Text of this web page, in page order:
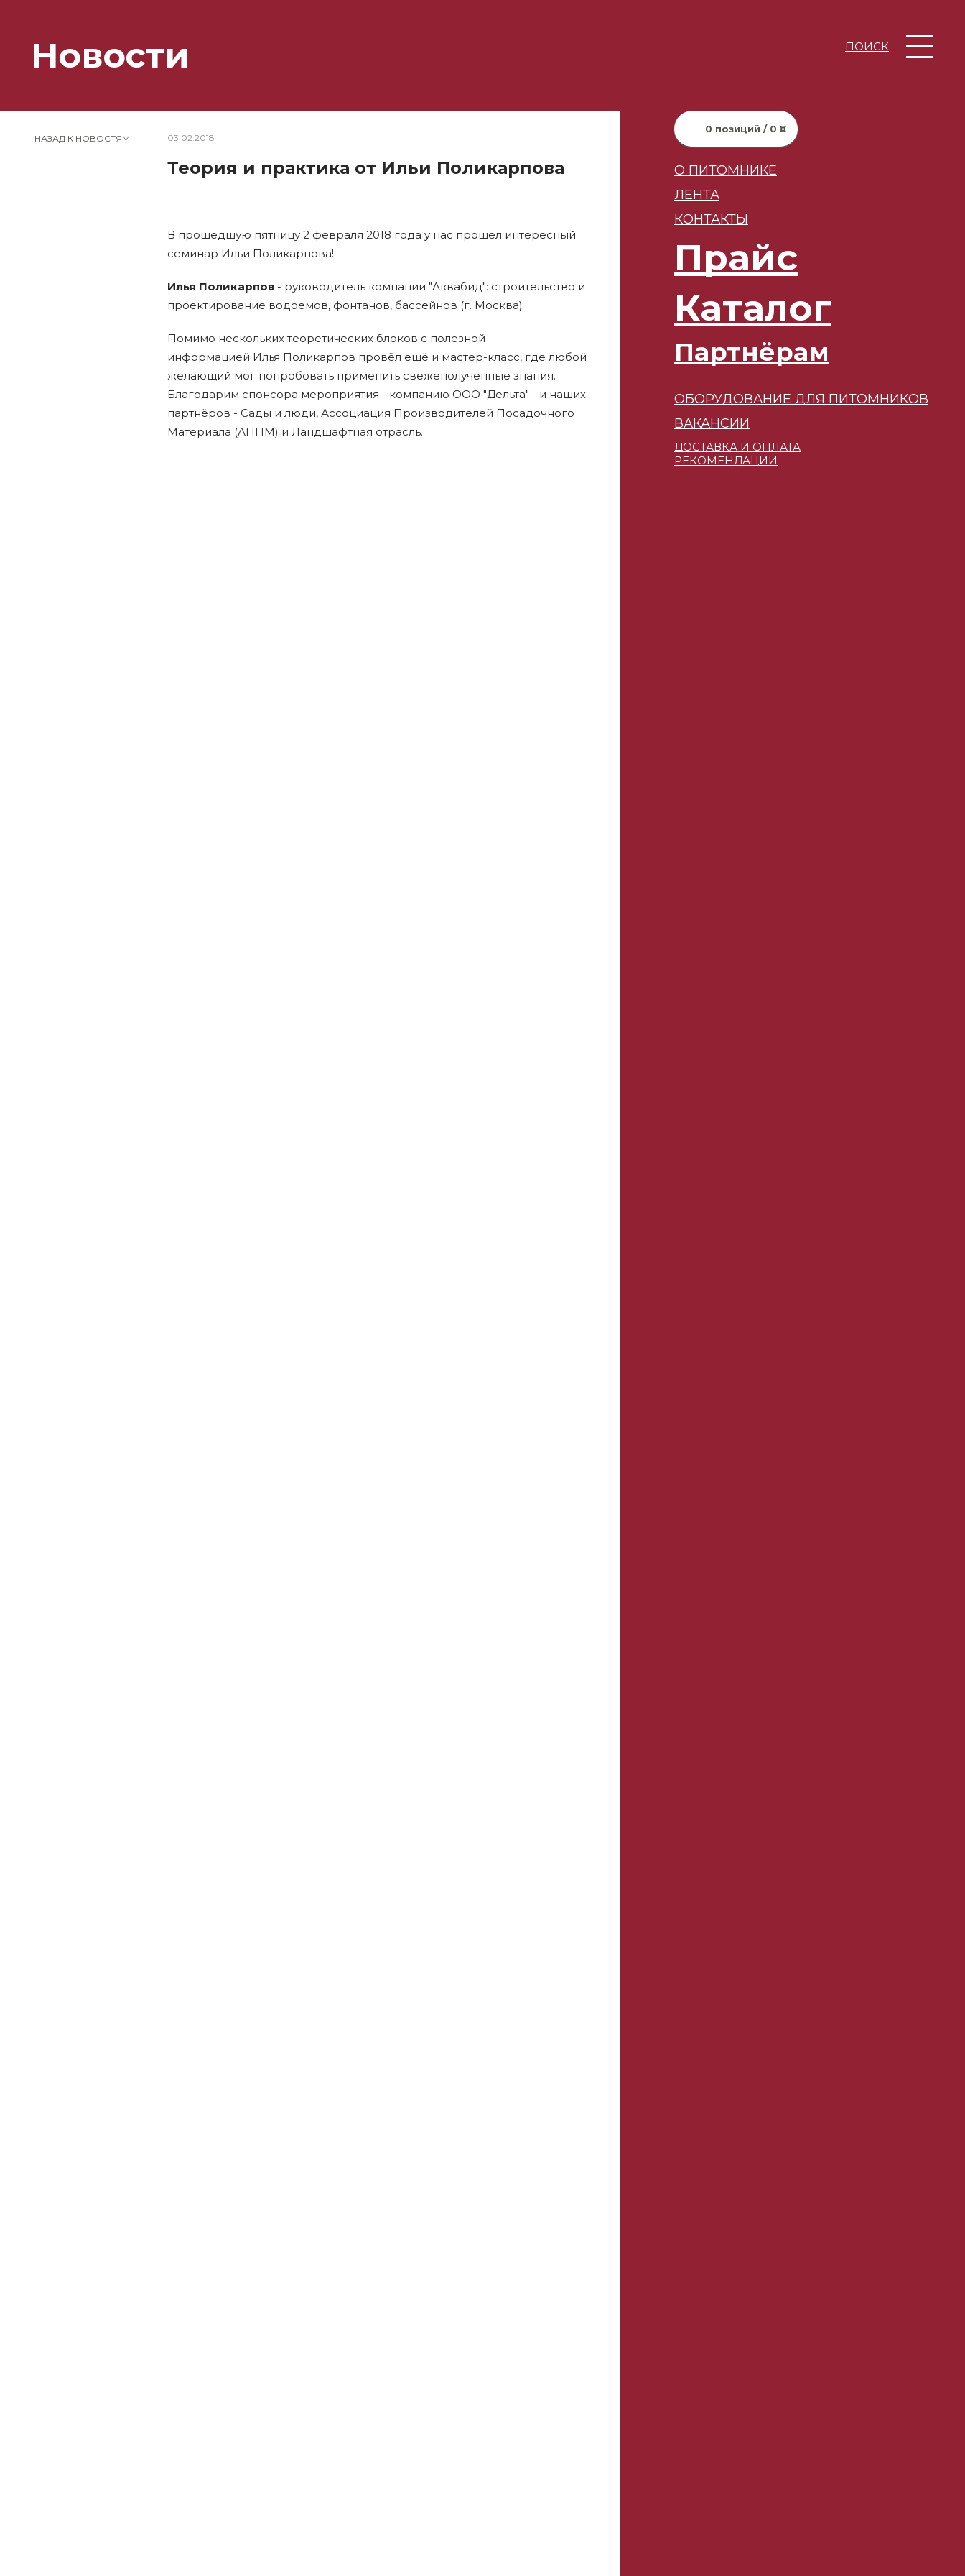
Новости ПОИСК
0 позиций / 0 ¤
О ПИТОМНИКЕ
ЛЕНТА
КОНТАКТЫ
Прайс
Каталог
Партнёрам
ОБОРУДОВАНИЕ ДЛЯ ПИТОМНИКОВ
ВАКАНСИИ
ДОСТАВКА И ОПЛАТА
РЕКОМЕНДАЦИИ
НАЗАД К НОВОСТЯМ 03.02.2018
Теория и практика от Ильи Поликарпова
В прошедшую пятницу 2 февраля 2018 года у нас прошёл интересный
семинар Ильи Поликарпова!
Илья Поликарпов - руководитель компании "Аквабид": строительство и
проектирование водоемов, фонтанов, бассейнов (г. Москва)
Помимо нескольких теоретических блоков с полезной
информацией Илья Поликарпов провёл ещё и мастер-класс, где любой
желающий мог попробовать применить свежеполученные знания.
Благодарим спонсора мероприятия - компанию ООО "Дельта" - и наших
партнёров - Сады и люди, Ассоциация Производителей Посадочного
Материала (АППМ) и Ландшафтная отрасль.